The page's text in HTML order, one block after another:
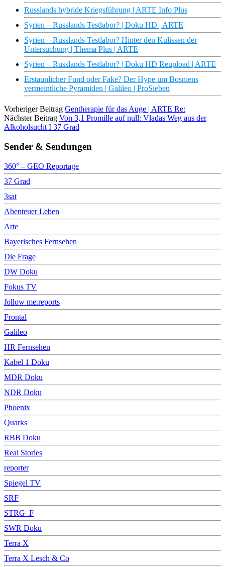
Russlands hybride Kriegsführung | ARTE Info Plus
Syrien – Russlands Testlabor? | Doku HD | ARTE
Syrien – Russlands Testlabor? Hinter den Kulissen der
Untersuchung | Thema Plus | ARTE
Syrien – Russlands Testlabor? | Doku HD Reupload | ARTE
Erstaunlicher Fund oder Fake? Der Hype um Bosniens
vermeintliche Pyramiden | Galileo | ProSieben
Vorheriger Beitrag Gentherapie für das Auge | ARTE Re:
Nächster Beitrag Von 3,1 Promille auf null: Vladas Weg aus der
Alkoholsucht I 37 Grad
Sender & Sendungen
360° – GEO Reportage
37 Grad
3sat
Abenteuer Leben
Arte
Bayerisches Fernsehen
Die Frage
DW Doku
Fokus TV
follow me.reports
Frontal
Galileo
HR Fernsehen
Kabel 1 Doku
MDR Doku
NDR Doku
Phoenix
Quarks
RBB Doku
Real Stories
reporter
Spiegel TV
SRF
STRG_F
SWR Doku
Terra X
Terra X Lesch & Co